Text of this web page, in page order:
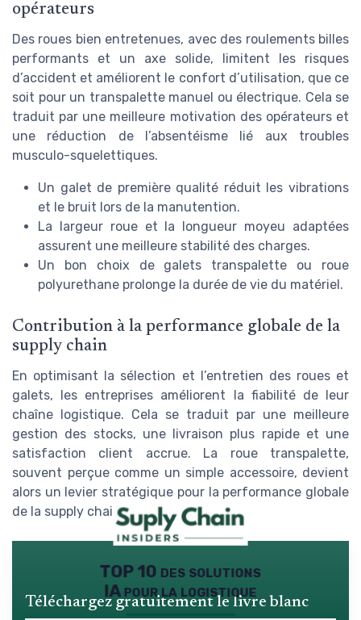
opérateurs
Des roues bien entretenues, avec des roulements billes
performants et un axe solide, limitent les risques
d’accident et améliorent le confort d’utilisation, que ce
soit pour un transpalette manuel ou électrique. Cela se
traduit par une meilleure motivation des opérateurs et
une réduction de l’absentéisme lié aux troubles
musculo-squelettiques.
Un galet de première qualité réduit les vibrations
et le bruit lors de la manutention.
La largeur roue et la longueur moyeu adaptées
assurent une meilleure stabilité des charges.
Un bon choix de galets transpalette ou roue
polyurethane prolonge la durée de vie du matériel.
Contribution à la performance globale de la
supply chain
En optimisant la sélection et l’entretien des roues et
galets, les entreprises améliorent la fiabilité de leur
chaîne logistique. Cela se traduit par une meilleure
gestion des stocks, une livraison plus rapide et une
satisfaction client accrue. La roue transpalette,
souvent perçue comme un simple accessoire, devient
alors un levier stratégique pour la performance globale
de la supply chain.
TOP 10 des solutions
IA pour la logistique
Téléchargez gratuitement le livre blanc